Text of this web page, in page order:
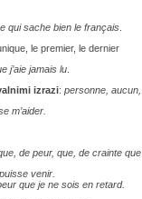
qui sache bien le français.
le premier, le dernier
j’aie jamais lu.
izrazi: personne,
m’aider.
de peur, que, de crainte que
venir.
que je ne sois en retard.